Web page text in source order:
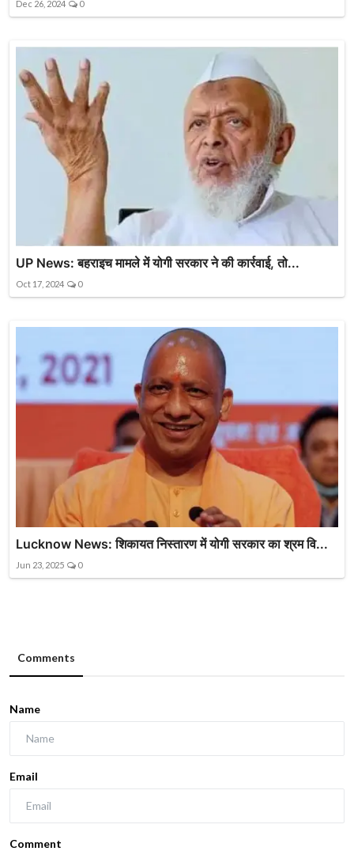
Dec 26, 2024 0
UP News: बहराइच मामले में योगी सरकार ने की कार्रवाई, तो...
Oct 17, 2024 0
Lucknow News: शिकायत निस्तारण में योगी सरकार का श्रम वि...
Jun 23, 2025 0
Comments
Name
Email
Comment